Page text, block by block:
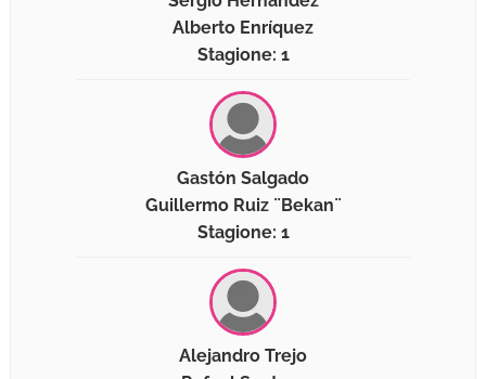
Alberto Enríquez
Stagione: 1
Gastón Salgado
Guillermo Ruiz ¨Bekan¨
Stagione: 1
Alejandro Trejo